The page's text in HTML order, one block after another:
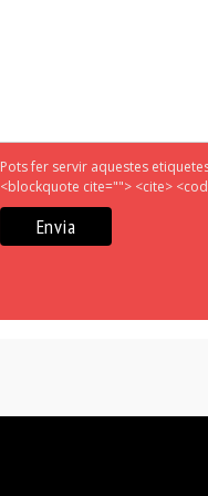
Pots fer servir aquestes
<blockquote cite=""> <cite>